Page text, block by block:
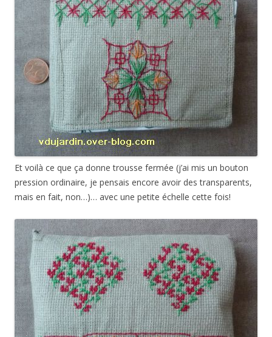
Et voilà ce que ça donne trousse fermée (j’ai mis un bouton
pression ordinaire, je pensais encore avoir des transparents,
mais en fait, non…)… avec une petite échelle cette fois!